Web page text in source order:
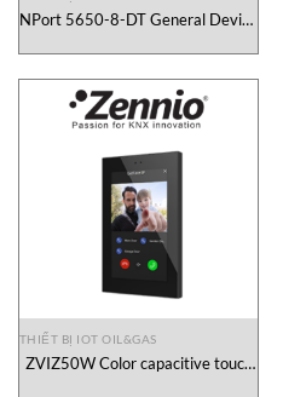
NPort 5650-8-DT General Device
THIẾT BỊ IOT OIL&GAS
ZVIZ50W Color capacitive touch